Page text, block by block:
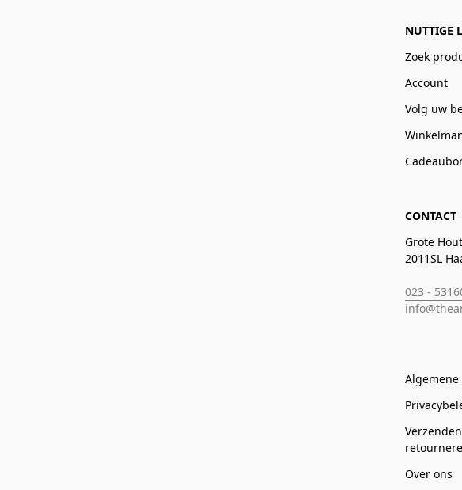
NUTTIGE
Zoek
Account
Volg uw
CONTACT
Grote
2011SL
023 -
Over ons